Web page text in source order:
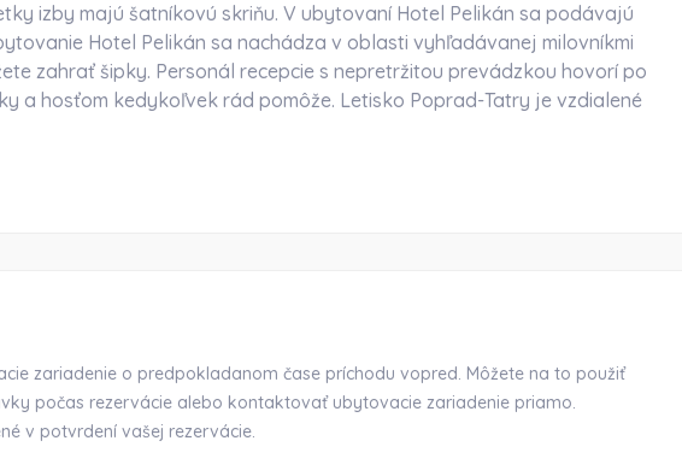
izby majú šatníkovú skriňu. V ubytovaní Hotel Pelikán sa podávajú
Hotel Pelikán sa nachádza v oblasti vyhľadávanej milovníkmi
zahrať šipky. Personál recepcie s nepretržitou prevádzkou hovorí po
a hosťom kedykoľvek rád pomôže. Letisko Poprad-Tatry je vzdialené
zariadenie o predpokladanom čase príchodu vopred. Môžete na to použiť
počas rezervácie alebo kontaktovať ubytovacie zariadenie priamo.
v potvrdení vašej rezervácie.